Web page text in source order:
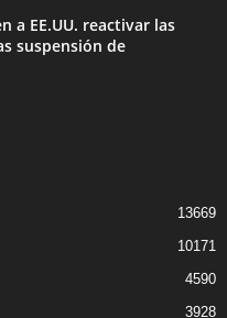
a EE.UU. reactivar las
suspensión de
13669
10171
4590
3928